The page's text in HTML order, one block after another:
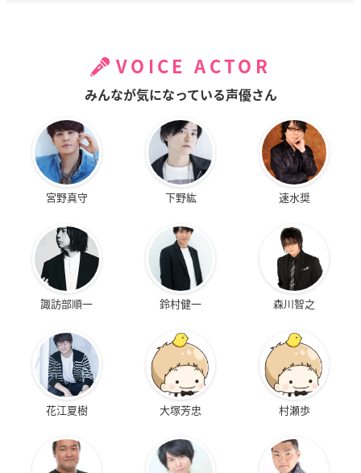
VOICE ACTOR
みんなが気になっている声優さん
宮野真守 下野紘 速水奨
諏訪部順一 鈴村健一 森川智之
花江夏樹 大塚芳忠 村瀬歩